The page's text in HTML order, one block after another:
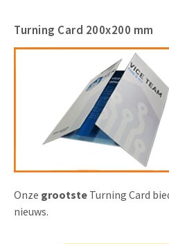
Turning Card 200x200 mm
Onze grootste Turning Card
nieuws.